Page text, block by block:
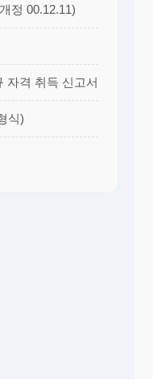
정 00.12.11)
자격 취득 신고서
식)